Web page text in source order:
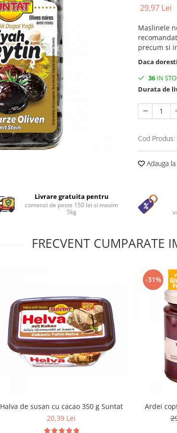
29,97 Lei
Maslinele
precum si
Daca
36 IN
Durata de
Cod Produs:
Adauga
Livrare gratuita pentru
comenzi de peste 150 lei si maxim
5kg
FRECVENT CUMPARATE
Halva de susan cu cacao 350 g Suntat
20,39 Lei
-31%
Ardei